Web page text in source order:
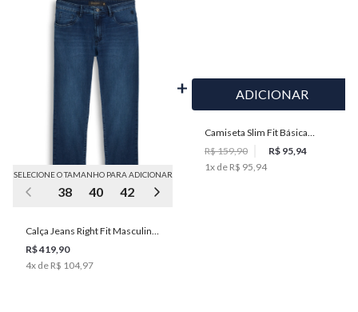
SELECIONE O TAMANHO PARA ADICIONAR
38 40 42 44
Calça Jeans Right Fit Masculina
Individual
R$ 419,90
4x de R$ 104,97
ADICIONAR
Camiseta Slim Fit Básica
Masculina Individual
R$ 159,90
R$ 95,94
1x de R$ 95,94